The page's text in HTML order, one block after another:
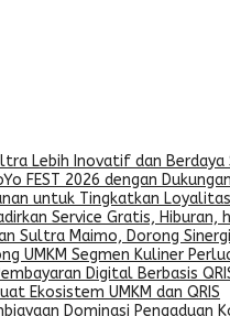
Lebih Inovatif dan Berdaya
FEST 2026 dengan
untuk Tingkatkan
Service Gratis, Hiburan,
Sultra Maimo, Dorong
UMKM Segmen Kuliner
Digital Berbasis
Ekosistem UMKM dan QRIS
Dominasi Pengaduan